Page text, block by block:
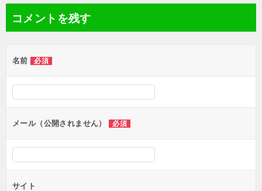
ビ
ー
シ
ン
コメントを残す
名前 必須
メール（公開されません） 必須
サイト